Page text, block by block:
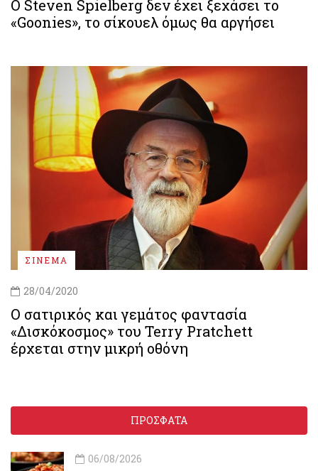
Ο Steven Spielberg δεν έχει ξεχάσει το
«Goonies», το σίκουελ όμως θα αργήσει
ΣΙΝΕΜΑ
28/04/2020
O σατιρικός και γεμάτος φαντασία
«Δισκόκοσμος» του Terry Pratchett
έρχεται στην μικρή οθόνη
ΠΡΟΣΦΑΤΑ
06/08/2026